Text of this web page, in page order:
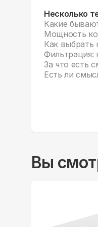
Несколько
Какие
Мощность
Как выбрать
Фильтрация:
За что есть
Есть ли
Вы